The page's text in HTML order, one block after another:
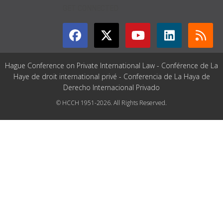
Hague Conference on Private International Law - Conférence de La
Haye de droit international privé - Conferencia de La Haya de
Derecho Internacional Privado
© HCCH 1951-2026. All Rights Reserved.